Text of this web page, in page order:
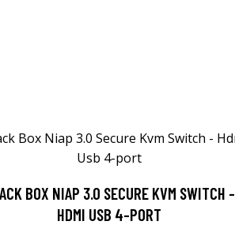
BOX NIAP 3.0 SECURE KVM SWITCH -
HDMI USB 4-PORT